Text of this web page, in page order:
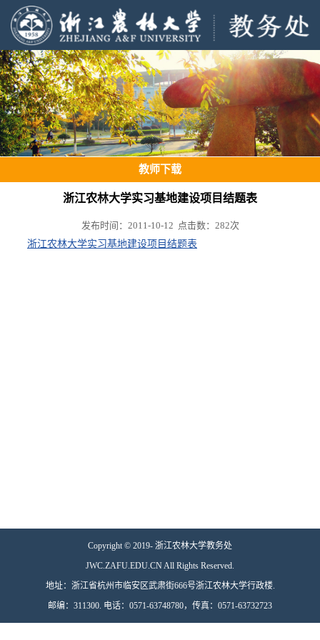
教师下载
浙江农林大学实习基地建设项目结题表
发布时间：2011-10-12 点击数： 282次
浙江农林大学实习基地建设项目结题表
Copyright © 2019- 浙江农林大学教务处
JWC.ZAFU.EDU.CN All Rights Reserved.
地址：浙江省杭州市临安区武肃街666号浙江农林大学行政楼.
邮编：311300. 电话：0571-63748780，传真：0571-63732723